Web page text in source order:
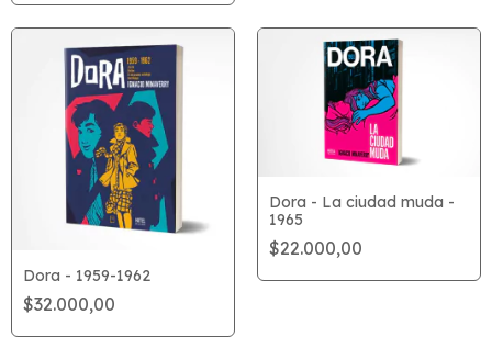
Dora - 1959-1962
$32.000,00
Dora - La ciudad muda -
1965
$22.000,00